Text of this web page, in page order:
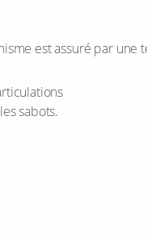
est assuré par
sabots.